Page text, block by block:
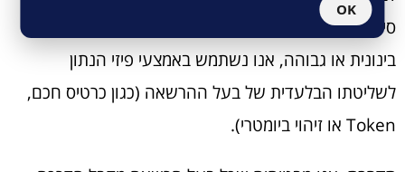
סיסמאות מורכבות, ובמאגרים המחייבים רמת אבטחה
בינונית או גבוהה, אנו נשתמש באמצעי פיזי הנתון
לשליטתו הבלעדית של בעל ההרשאה (כגון כרטיס חכם,
Token או זיהוי ביומטרי).
OK